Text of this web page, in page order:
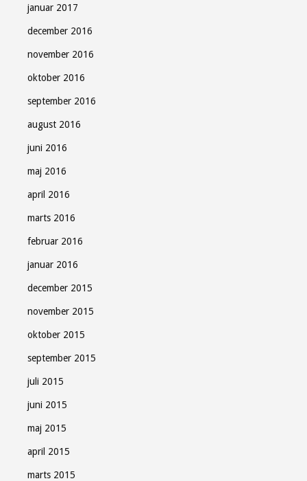
januar 2017
december 2016
november 2016
oktober 2016
september 2016
august 2016
juni 2016
maj 2016
april 2016
marts 2016
februar 2016
januar 2016
december 2015
november 2015
oktober 2015
september 2015
juli 2015
juni 2015
maj 2015
april 2015
marts 2015